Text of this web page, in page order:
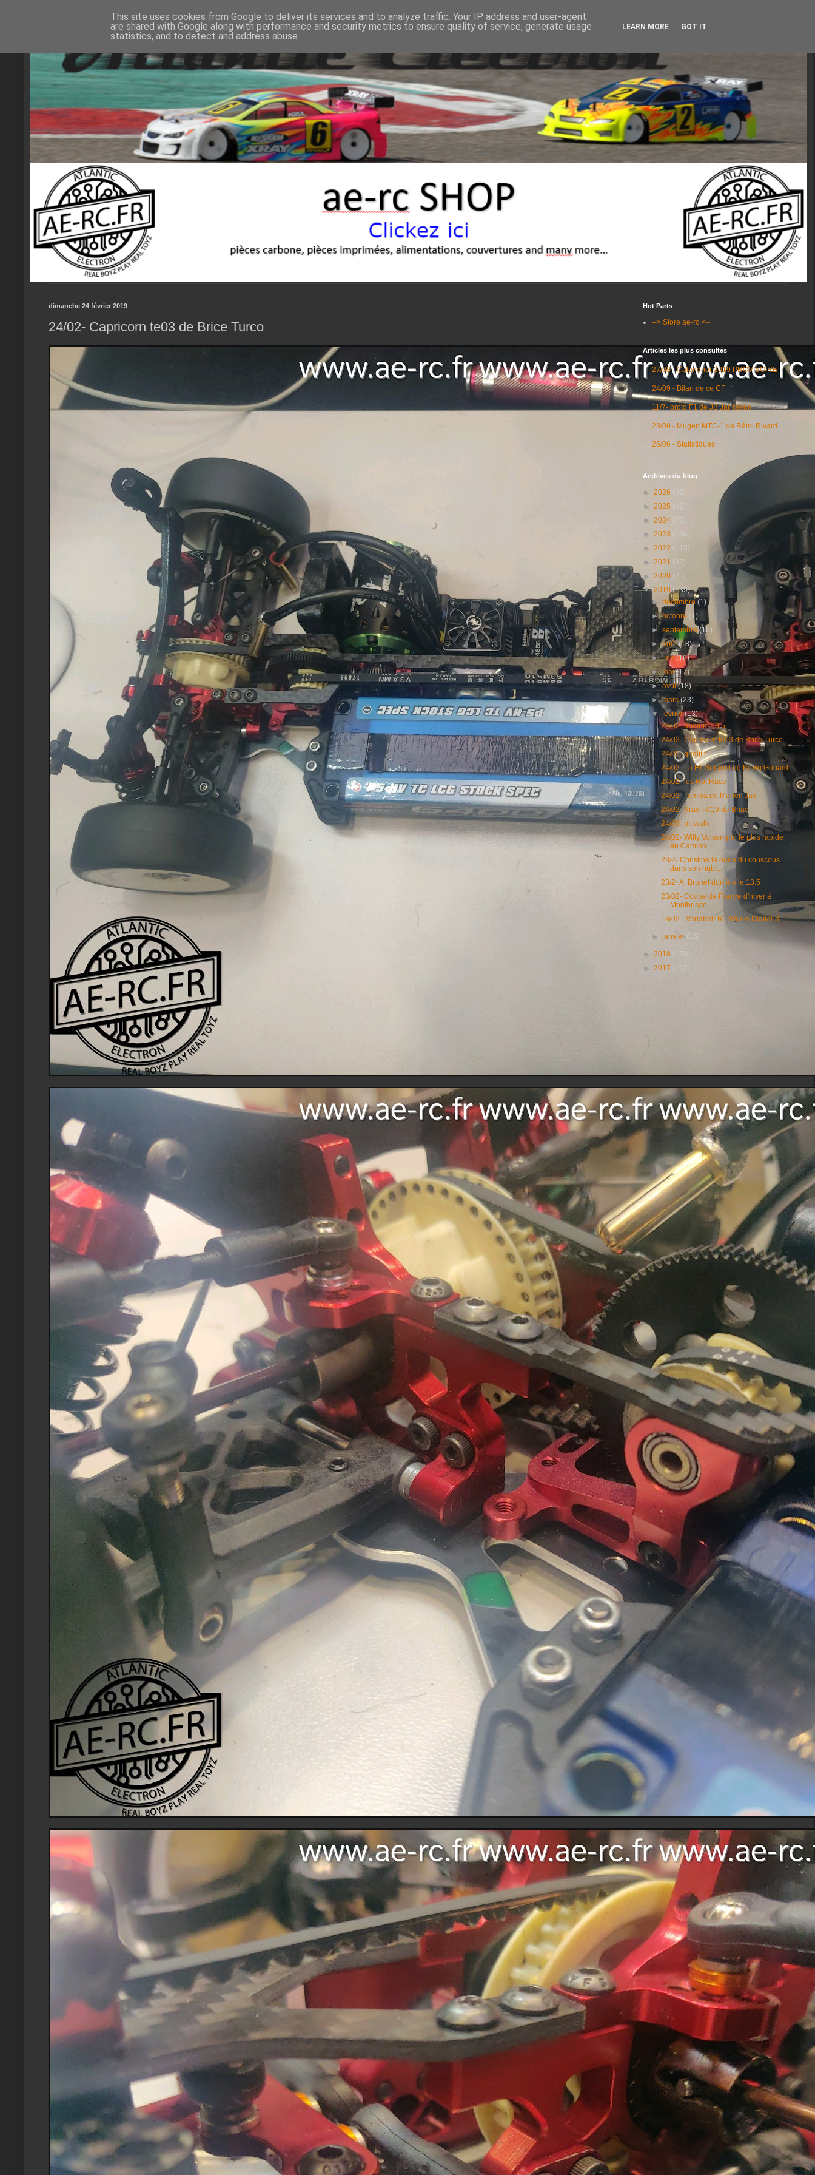
dimanche 24 février 2019
24/02- Capricorn te03 de Brice Turco
Hot Parts
--> Store ae-rc <--
Articles les plus consultés
27/08 - Calendrier 2019 PROVISOIRE
24/09 - Bilan de ce CF
11/7- proto F1 de JB Janssens
23/09 - Mugen MTC-1 de Rémi Rivard
25/06 - Statistiques
Archives du blog
► 2026 (31)
► 2025 (61)
► 2024 (75)
► 2023 (106)
► 2022 (113)
► 2021 (82)
► 2020 (25)
▼ 2019(139)
►décembre(1)
►octobre (1)
►septembre(16)
►août(18)
►juin(16)
►mai(17)
►avril(18)
►mars(23)
▼février(13)
24/02- podium 13.5
24/02- Capricorn te03 de Brice Turco
24/02- qualif f1
24/02- La F1 Serpent de Kevin Gonard
24/02- les Hot Race
24/02- Tamiya de Marien Jay
24/02- Xray T4'19 de Briac
24/02- pit walk
24/02- Willy Voisangrin le plus rapide
en Camion
23/2- Christine la reine du couscous
dans son habi...
23/2- A. Brunet domine le 13.5
23/02- Coupe de France d'hiver à
Montbrison
18/02 - Variateur R1 Wurks Digital-3
►janvier(16)
► 2018 (170)
► 2017 (167)
This site uses cookies from Google to deliver its services and to analyze traffic. Your IP address and user-agent
are shared with Google along with performance and security metrics to ensure quality of service, generate usage
statistics, and to detect and address abuse.
LEARN MORE GOT IT